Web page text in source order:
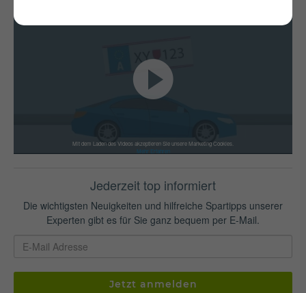
Mit dem Laden des Videos akzeptieren Sie unsere Marketing Cookies.
Mehr Erfahren
Jederzeit top informiert
Die wichtigsten Neuigkeiten und hilfreiche Spartipps unserer
Experten gibt es für Sie ganz bequem per E-Mail.
Jetzt anmelden